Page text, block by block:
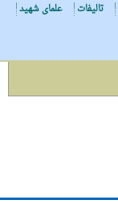
تالیفات
علمای شهید